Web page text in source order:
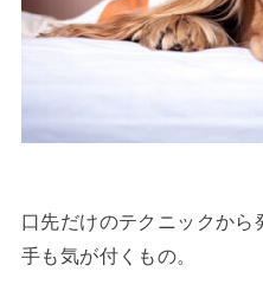
口先だけのテクニックか
手も気が付くもの。